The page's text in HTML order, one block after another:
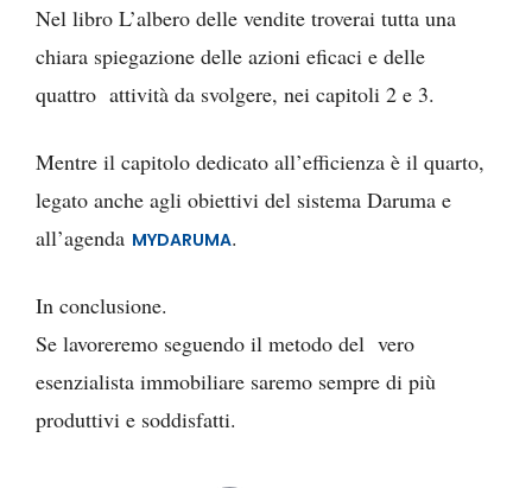
Nel libro L’albero delle vendite troverai tutta una
chiara spiegazione delle azioni eficaci e delle
quattro attività da svolgere, nei capitoli 2 e 3.
Mentre il capitolo dedicato all’efficienza è il quarto,
legato anche agli obiettivi del sistema Daruma e
all’agenda MYDARUMA.
In conclusione.
Se lavoreremo seguendo il metodo del vero
esenzialista immobiliare saremo sempre di più
produttivi e soddisfatti.